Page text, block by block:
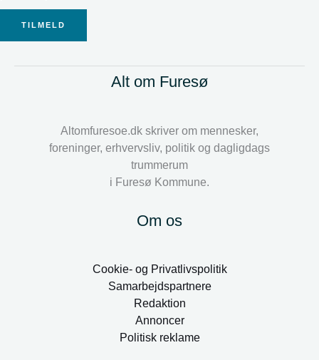
TILMELD
Alt om Furesø
Altomfuresoe.dk skriver om mennesker,
foreninger, erhvervsliv, politik og dagligdags
trummerum
i Furesø Kommune.
Om os
Cookie- og Privatlivspolitik
Samarbejdspartnere
Redaktion
Annoncer
Politisk reklame